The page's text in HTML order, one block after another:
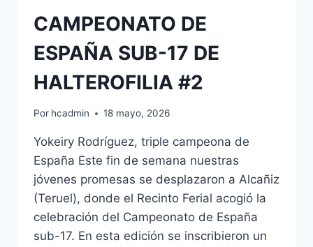
CAMPEONATO DE
ESPAÑA SUB-17 DE
HALTEROFILIA #2
Por hcadmin 18 mayo, 2026
Yokeiry Rodríguez, triple campeona de
España Este fin de semana nuestras
jóvenes promesas se desplazaron a Alcañiz
(Teruel), donde el Recinto Ferial acogió la
celebración del Campeonato de España
sub-17. En esta edición se inscribieron un